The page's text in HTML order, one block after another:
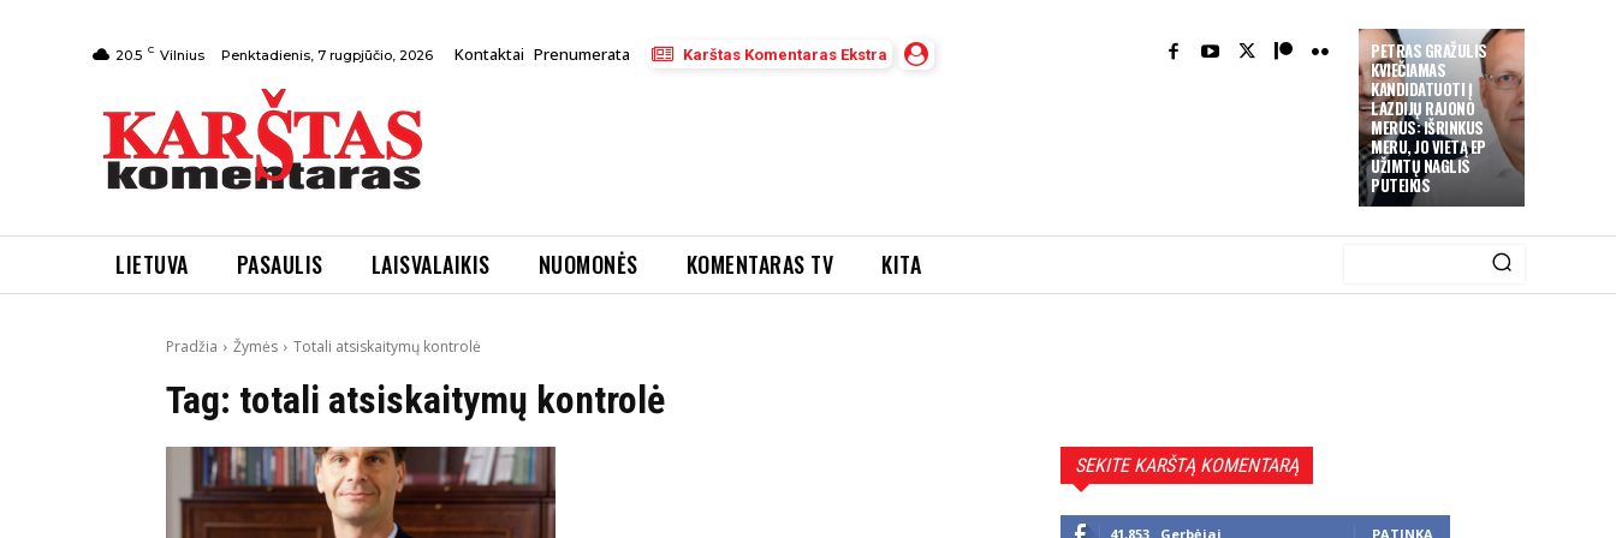
PETRAS GRAŽULIS
KVIEČIAMAS
KANDIDATUOTI Į
LAZDIJŲ RAJONO
MERUS: IŠRINKUS
MERU, JO VIETĄ EP
UŽIMTŲ NAGLIS
PUTEIKIS
20.5 C Vilnius Penktadienis, 7 rugpjūčio, 2026 Kontaktai Prenumerata Karštas Komentaras Ekstra
LIETUVA PASAULIS LAISVALAIKIS NUOMONĖS KOMENTARAS TV KITA
Pradžia Žymės Totali atsiskaitymų kontrolė
Tag: totali atsiskaitymų kontrolė
SEKITE KARŠTĄ KOMENTARĄ
41,853 Gerbėjai PATINKA